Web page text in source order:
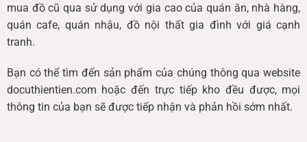
mua đồ cũ qua sử dụng với gia cao của quán ăn, nhà hàng,
quán cafe, quán nhậu, đồ nội thất gia đình với giá cạnh
tranh.
Bạn có thể tìm đến sản phẩm của chúng thông qua website
docuthientien.com hoặc đến trực tiếp kho đều được, mọi
thông tin của bạn sẽ được tiếp nhận và phản hồi sớm nhất.